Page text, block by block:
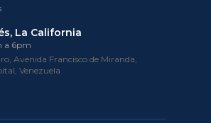
La California
a 6pm
Avenida Francisco de Miranda,
Venezuela